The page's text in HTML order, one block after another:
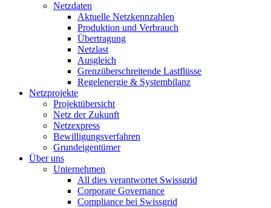
Netzdaten
Aktuelle Netzkennzahlen
Produktion und Verbrauch
Übertragung
Netzlast
Ausgleich
Grenzüberschreitende Lastflüsse
Regelenergie & Systembilanz
Netzprojekte
Projektübersicht
Netz der Zukunft
Netzexpress
Bewilligungsverfahren
Grundeigentümer
Über uns
Unternehmen
All dies verantwortet Swissgrid
Corporate Governance
Compliance bei Swissgrid